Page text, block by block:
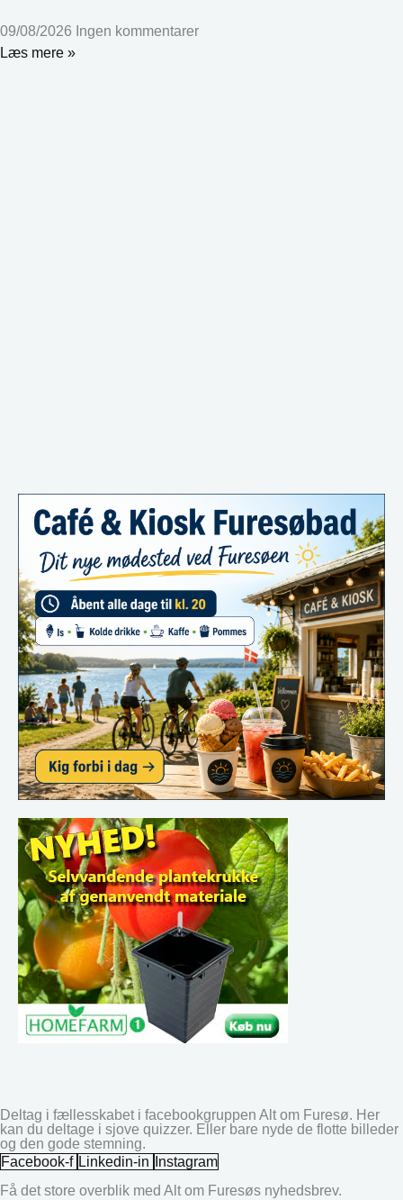
09/08/2026 Ingen kommentarer
Læs mere »
Deltag i fællesskabet i facebookgruppen Alt om Furesø. Her
kan du deltage i sjove quizzer. Eller bare nyde de flotte billeder
og den gode stemning.
Facebook-f Linkedin-in
Instagram
Få det store overblik med Alt om Furesøs nyhedsbrev.